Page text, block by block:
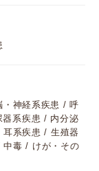
神経系疾患 / 呼
系疾患 / 内分泌
系疾患 / 生殖器
毒 / けが・その